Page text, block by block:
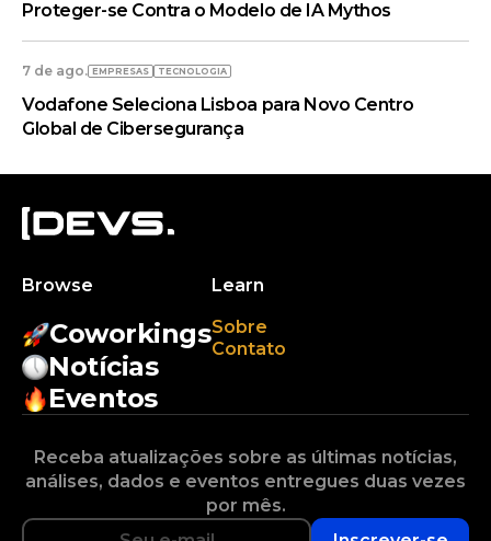
Proteger-se Contra o Modelo de IA Mythos
7 de ago. EMPRESAS TECNOLOGIA
Vodafone Seleciona Lisboa para Novo Centro
Global de Cibersegurança
Browse
Coworkings
Notícias
Eventos
Learn
Sobre
Contato
Receba atualizações sobre as últimas notícias,
análises, dados e eventos entregues duas vezes
por mês.